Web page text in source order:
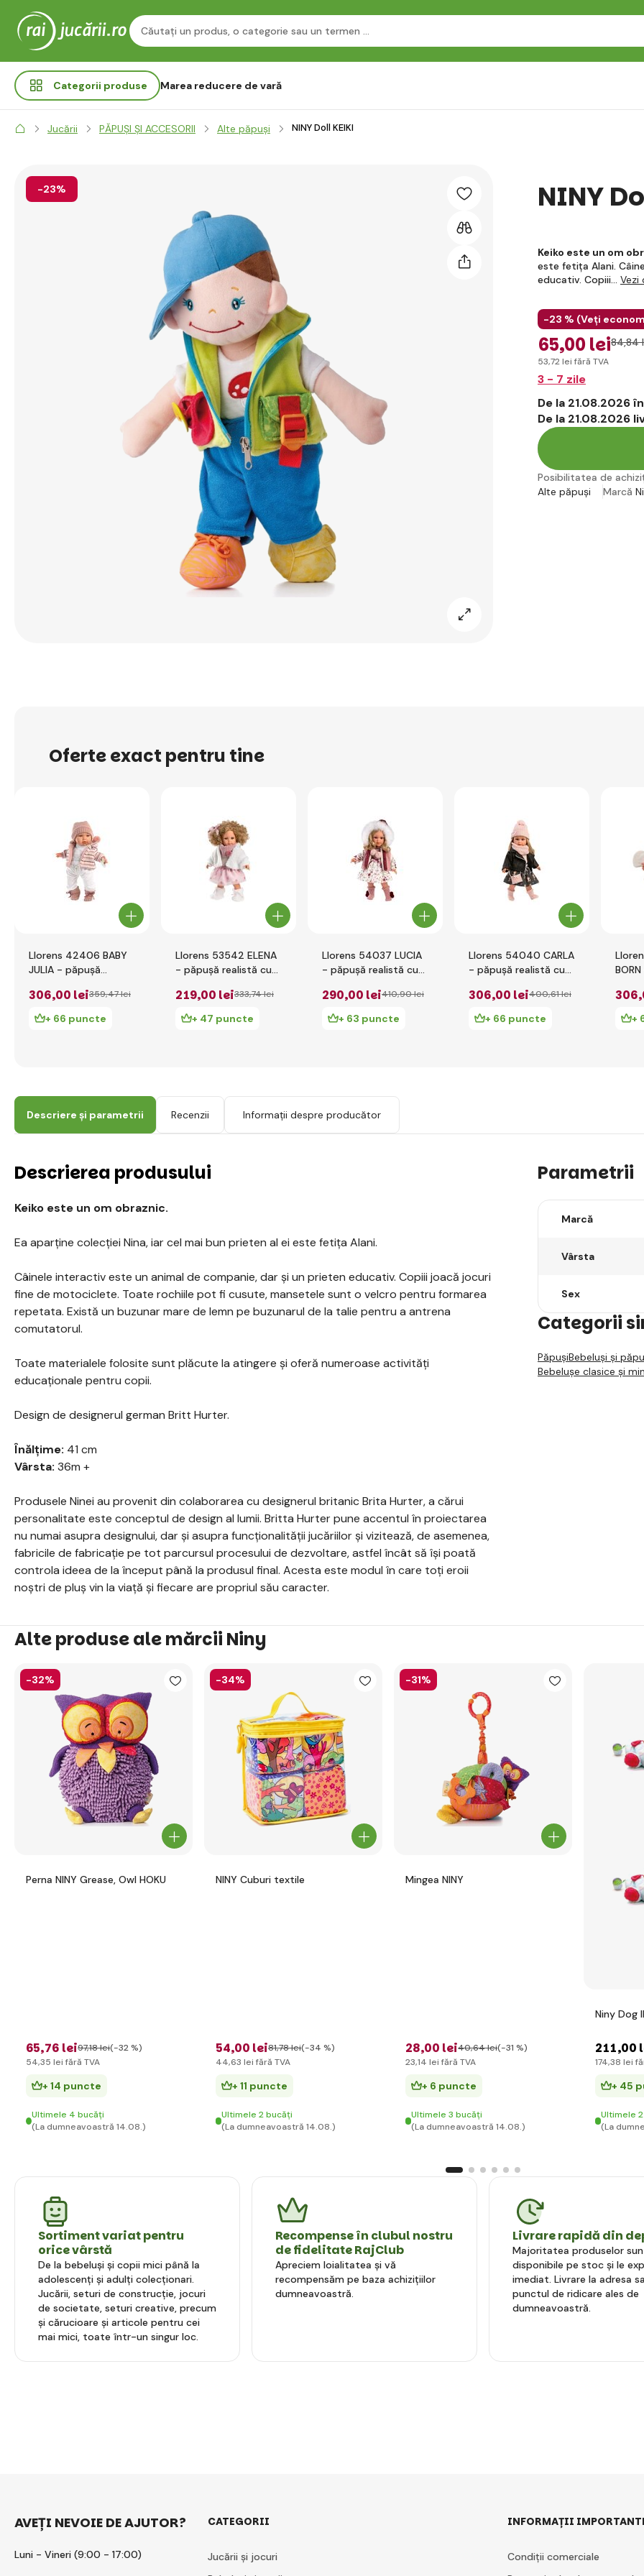
Categorii produse Marea reducere de vară
Jucării PĂPUȘI ȘI ACCESORII Alte păpuși NINY Doll KEIKI
-23% NINY
Keiko este un om
este fetița Alani.
educativ. Copiii… Vezi
-23 % (Veți
65,00 lei84,84
53,72 lei fără TVA
3 - 7 zile
De la 21.08.2026
De la 21.08.2026
Posibilitatea de
Alte păpuși
Marcă
Oferte exact pentru tine
Llorens 42406 BABY
JULIA - păpușă
corp din material
moale - 42 cm
306,00 lei359,47 lei
+ 66 puncte
Llorens 53542 ELENA
- păpușă realistă cu
moale - 35 cm
219,00 lei333,74 lei
+ 47 puncte
Llorens 54037 LUCIA
- păpușă realistă cu
moale - 40 cm
290,00 lei410,90 lei
+ 63 puncte
Llorens 54040 CARLA
- păpușă realistă cu
moale - 40 cm
306,00 lei400,61 lei
+ 66 puncte
corp
306
+
Descriere și parametrii Recenzii Informații despre producător
Descrierea produsului
Keiko este un om obraznic.
Ea aparține colecției Nina, iar cel mai bun prieten al ei este fetița Alani.
Câinele interactiv este un animal de companie, dar și un prieten educativ. Copiii joacă jocuri
fine de motociclete. Toate rochiile pot fi cusute, mansetele sunt o velcro pentru formarea
repetata. Există un buzunar mare de lemn pe buzunarul de la talie pentru a antrena
comutatorul.
Toate materialele folosite sunt plăcute la atingere și oferă numeroase activități
educaționale pentru copii.
Design de designerul german Britt Hurter.
Înălțime: 41 cm
Vârsta: 36m +
Produsele Ninei au provenit din colaborarea cu designerul britanic Brita Hurter, a cărui
personalitate este conceptul de design al lumii. Britta Hurter pune accentul în proiectarea
nu numai asupra designului, dar și asupra funcționalității jucăriilor și vizitează, de asemenea,
fabricile de fabricație pe tot parcursul procesului de dezvoltare, astfel încât să își poată
controla ideea de la început până la produsul final. Acesta este modul în care toți eroii
noștri de pluș vin la viață și fiecare are propriul său caracter.
Parametrii
Marcă
Vârsta
Sex
Categorii
PăpușiBebeluși și
Bebelușe clasice și
Alte produse ale mărcii Niny
-32%
Perna NINY Grease, Owl HOKU
65,76 lei97,18 lei(-32 %)
54,35 lei fără TVA
+ 14 puncte
Ultimele 4 bucăți
(La dumneavoastră 14.08.)
-34%
NINY Cuburi textile
54,00 lei81,78 lei(-34 %)
44,63 lei fără TVA
+ 11 puncte
Ultimele 2 bucăți
(La dumneavoastră 14.08.)
-31%
Mingea NINY
28,00 lei40,64 lei(-31 %)
23,14 lei fără TVA
+ 6 puncte
Ultimele 3 bucăți
(La dumneavoastră 14.08.)
Niny Dog
211,00
174,38 lei
+ 45
Ultimele
(La
Sortiment variat pentru
orice vârstă
De la bebeluși și copii mici până la
adolescenți și adulți colecționari.
Jucării, seturi de construcție, jocuri
de societate, seturi creative, precum
și cărucioare și articole pentru cei
mai mici, toate într-un singur loc.
Recompense în clubul nostru
de fidelitate RajClub
Apreciem loialitatea și vă
recompensăm pe baza achizițiilor
dumneavoastră.
Livrare rapidă din
Majoritatea produselor
disponibile pe stoc și le
imediat. Livrare la adresa
punctul de ridicare ales de
dumneavoastră.
AVEȚI NEVOIE DE AJUTOR?
Luni - Vineri (9:00 - 17:00)
CATEGORII
Jucării și jocuri
INFORMAȚII
Condiții comerciale